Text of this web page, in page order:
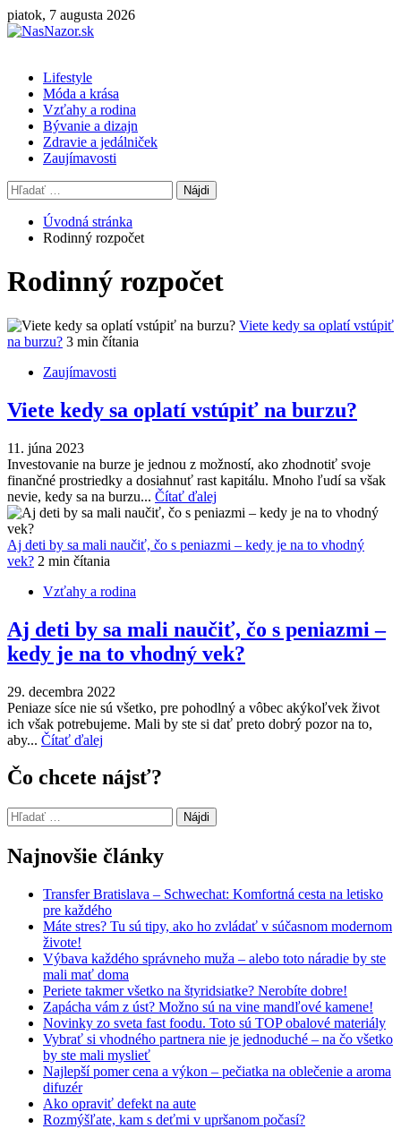
Skip
to
piatok, 7 augusta 2026
Primary
Menu
Lifestyle
Móda a krása
Vzťahy a rodina
Bývanie a dizajn
Zdravie a jedálniček
Zaujímavosti
Hľadať:
Úvodná stránka
Rodinný rozpočet
Rodinný rozpočet
Viete kedy sa oplatí vstúpiť
na burzu? 3 min čítania
Zaujímavosti
Viete kedy sa oplatí vstúpiť na burzu?
11. júna 2023
Investovanie na burze je jednou z možností, ako zhodnotiť svoje
finančné prostriedky a dosiahnuť rast kapitálu. Mnoho ľudí sa však
nevie, kedy sa na burzu... Čítať ďalej
Aj deti by sa mali naučiť, čo s peniazmi – kedy je na to vhodný
vek? 2 min čítania
Vzťahy a rodina
Aj deti by sa mali naučiť, čo s peniazmi –
kedy je na to vhodný vek?
29. decembra 2022
Peniaze síce nie sú všetko, pre pohodlný a vôbec akýkoľvek život
ich však potrebujeme. Mali by ste si dať preto dobrý pozor na to,
aby... Čítať ďalej
Čo chcete nájsť?
Hľadať:
Najnovšie články
Transfer Bratislava – Schwechat: Komfortná cesta na letisko
pre každého
Máte stres? Tu sú tipy, ako ho zvládať v súčasnom modernom
živote!
Výbava každého správneho muža – alebo toto náradie by ste
mali mať doma
Periete takmer všetko na štyridsiatke? Nerobíte dobre!
Zapácha vám z úst? Možno sú na vine mandľové kamene!
Novinky zo sveta fast foodu. Toto sú TOP obalové materiály
Vybrať si vhodného partnera nie je jednoduché – na čo všetko
by ste mali myslieť
Najlepší pomer cena a výkon – pečiatka na oblečenie a aroma
difuzér
Ako opraviť defekt na aute
Rozmýšľate, kam s deťmi v upršanom počasí?